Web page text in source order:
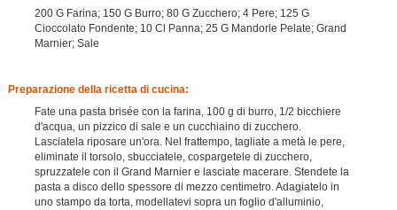
200 G Farina; 150 G Burro; 80 G Zucchero; 4 Pere; 125 G
Cioccolato Fondente; 10 Cl Panna; 25 G Mandorle Pelate; Grand
Marnier; Sale
Preparazione della ricetta di cucina:
Fate una pasta brisée con la farina, 100 g di burro, 1/2 bicchiere
d'acqua, un pizzico di sale e un cucchiaino di zucchero.
Lasciatela riposare un'ora. Nel frattempo, tagliate a metà le pere,
eliminate il torsolo, sbucciatele, cospargetele di zucchero,
spruzzatele con il Grand Marnier e lasciate macerare. Stendete la
pasta a disco dello spessore di mezzo centimetro. Adagiatelo in
uno stampo da torta, modellatevi sopra un foglio d'alluminio,